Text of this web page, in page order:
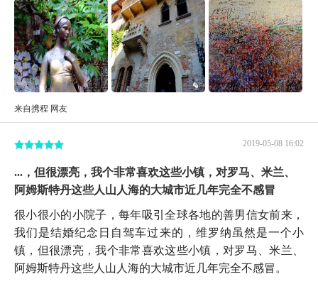
来自携程 网友
2019-05-08 16:02
...，但很漂亮，我个非常喜欢这些小镇，对罗马、米兰、
阿姆斯特丹这些人山人海的大城市近几年完全不感冒
很小很小的小院子，每年吸引全球各地的善男信女前来，
我们是结婚纪念日自驾车过来的，维罗纳虽然是一个小
镇，但很漂亮，我个非常喜欢这些小镇，对罗马、米兰、
阿姆斯特丹这些人山人海的大城市近几年完全不感冒。